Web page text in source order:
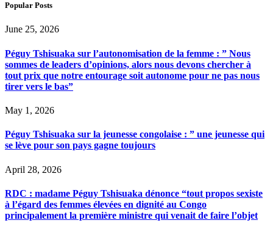
Popular Posts
June 25, 2026
Péguy Tshisuaka sur l’autonomisation de la femme : ” Nous
sommes de leaders d’opinions, alors nous devons chercher à
tout prix que notre entourage soit autonome pour ne pas nous
tirer vers le bas”
May 1, 2026
Péguy Tshisuaka sur la jeunesse congolaise : ” une jeunesse qui
se lève pour son pays gagne toujours
April 28, 2026
RDC : madame Péguy Tshisuaka dénonce “tout propos sexiste
à l’égard des femmes élevées en dignité au Congo
principalement la première ministre qui venait de faire l’objet